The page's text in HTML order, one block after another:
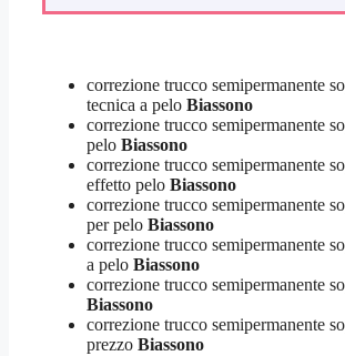
correzione trucco semipermanente
tecnica a pelo Biassono
correzione trucco semipermanente
pelo Biassono
correzione trucco semipermanente
effetto pelo Biassono
correzione trucco semipermanente
per pelo Biassono
correzione trucco semipermanente
a pelo Biassono
correzione trucco semipermanente
Biassono
correzione trucco semipermanente
prezzo Biassono